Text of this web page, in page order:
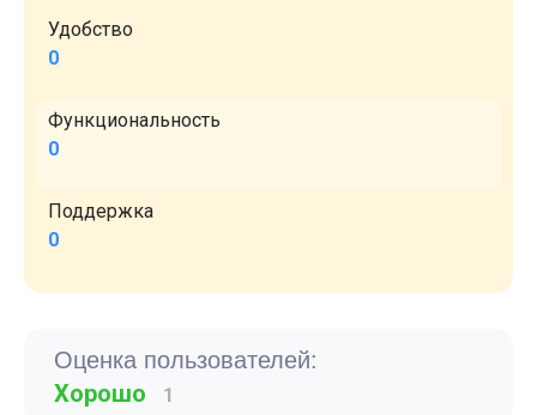
Удобство
0
Функциональность
0
Поддержка
0
Оценка пользователей:
Хорошо 1